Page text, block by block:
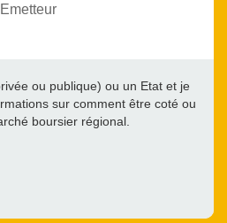
ou publique) ou un Etat et je
sur comment être coté ou
boursier régional.